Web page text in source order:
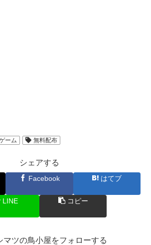
ーム 無料配布
シェアする
Facebook はてブ
LINE コピー
マツの鳥小屋をフォローする